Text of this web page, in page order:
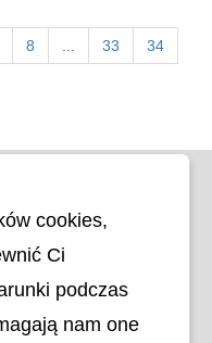
8 33 34
cookies,
Ci
podczas
nam one